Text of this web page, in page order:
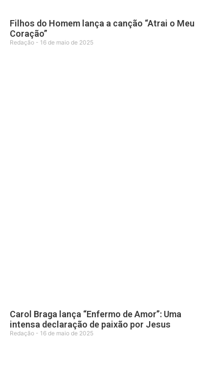
Filhos do Homem lança a canção “Atrai o Meu
Coração”
Redação 16 de maio de 2025
Carol Braga lança “Enfermo de Amor”: Uma
intensa declaração de paixão por Jesus
Redação 16 de maio de 2025